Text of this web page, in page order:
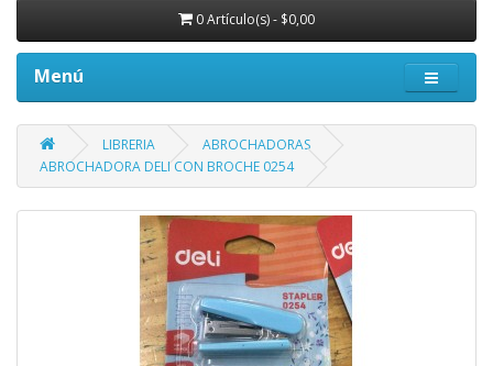
0 Artículo(s) - $0,00
Menú
LIBRERIA
ABROCHADORAS
ABROCHADORA DELI CON BROCHE 0254